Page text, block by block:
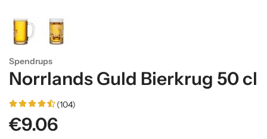
Spendrups
Norrlands Guld Bierkrug 50 cl
(104)
€9.06